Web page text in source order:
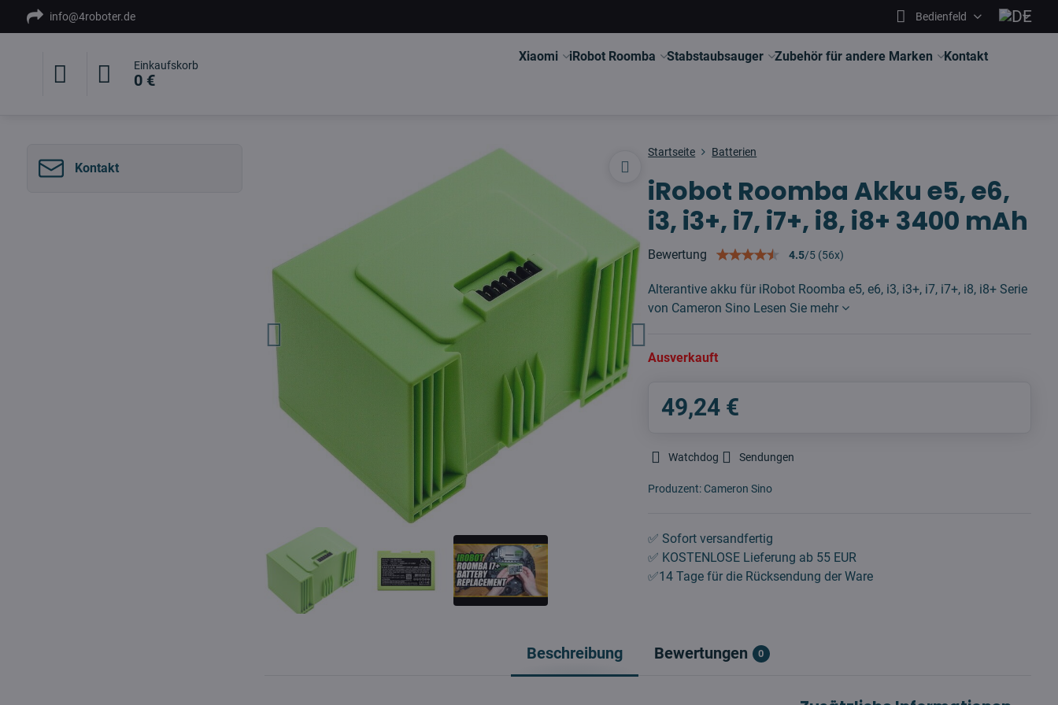
info@4roboter.de Bedienfeld
Einkaufskorb
0 €
Xiaomi iRobot Roomba Stabstaubsauger Zubehör für andere Marken Kontakt
Startseite Batterien
iRobot Roomba Akku e5, e6,
i3, i3+, i7, i7+, i8, i8+ 3400 mAh
Bewertung 4.5/5 (56x)
Alterantive akku für iRobot Roomba e5, e6, i3, i3+, i7, i7+, i8, i8+ Serie
von Cameron Sino Lesen Sie mehr
Ausverkauft
49,24 €
Watchdog Sendungen
Produzent: Cameron Sino
✅ Sofort versandfertig
✅ KOSTENLOSE Lieferung ab 55 EUR
✅14 Tage für die Rücksendung der Ware
Beschreibung Bewertungen 0
Kontakt